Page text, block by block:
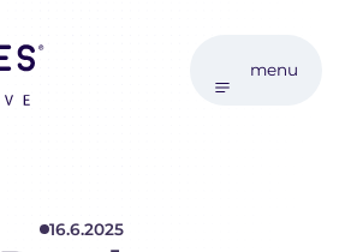
menu
16.6.2025